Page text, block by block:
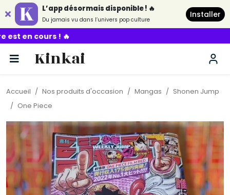
L’app désormais disponible ! 🔥
Du jamais vu dans l’univers pop culture
Installer
Kinkai
Accueil Nos produits d'occasion Mangas
Shonen Jump
One Piece